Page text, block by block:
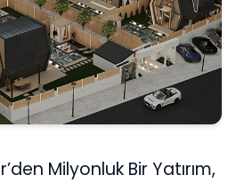
Milyonluk Bir Yatırım,